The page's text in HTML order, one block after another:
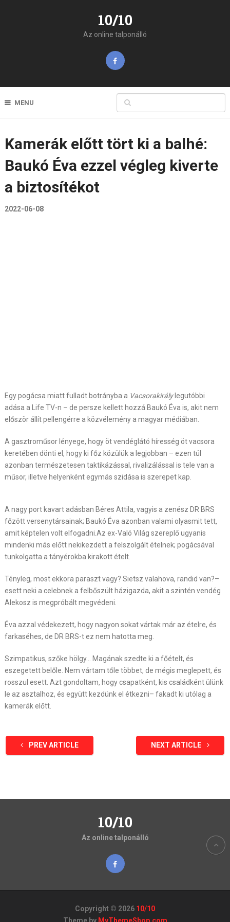
10/10
Az online talponálló
MENU
Kamerák előtt tört ki a balhé:
Baukó Éva ezzel végleg kiverte
a biztosítékot
2022-06-08
Egy pogácsa miatt fulladt botrányba a Vacsorakirály legutóbbi
adása a Life TV-n – de persze kellett hozzá Baukó Éva is, akit nem
először állít pellengérre a közvélemény a magyar médiában.
A gasztroműsor lényege, hogy öt vendéglátó híresség öt vacsora
keretében dönti el, hogy ki főz közülük a legjobban – ezen túl
azonban természetesen taktikázással, rivalizálással is tele van a
műsor, illetve helyenként egymás szidása is szerepet kap.
A nagy port kavart adásban Béres Attila, vagyis a zenész DR BRS
főzött versenytársainak; Baukó Éva azonban valami olyasmit tett,
amit képtelen volt elfogadni.Az ex-Való Világ szereplő ugyanis
mindenki más előtt nekikezdett a felszolgált ételnek; pogácsával
tunkolgatta a tányérokba kirakott ételt.
Tényleg, most ekkora paraszt vagy? Sietsz valahova, randid van?–
esett neki a celebnek a felbőszült házigazda, akit a szintén vendég
Alekosz is megpróbált megvédeni.
Éva azzal védekezett, hogy nagyon sokat vártak már az ételre, és
farkaséhes, de DR BRS-t ez nem hatotta meg.
Szimpatikus, szőke hölgy… Magának szedte ki a főételt, és
eszegetett belőle. Nem vártam tőle többet, de mégis meglepett, és
rosszul esett. Azt gondoltam, hogy csapatként, kis családként ülünk
le az asztalhoz, és együtt kezdünk el étkezni– fakadt ki utólag a
kamerák előtt.
PREV ARTICLE NEXT ARTICLE
10/10
Az online talponálló
Copyright © 2026 10/10